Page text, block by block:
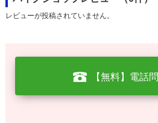
レビューが投稿されていません。
【無料】電話